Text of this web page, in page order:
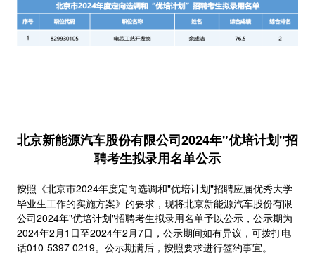
北京新能源汽车股份有限公司2024年"优培计划"招
聘考生拟录用名单公示
按照《北京市2024年度定向选调和"优培计划"招聘应届优秀大学
毕业生工作的实施方案》的要求，现将北京新能源汽车股份有限
公司2024年"优培计划"招聘考生拟录用名单予以公示，公示期为
2024年2月1日至2024年2月7日，公示期间如有异议，可拨打电
话010-5397 0219。公示期满后，按照要求进行签约事宜。